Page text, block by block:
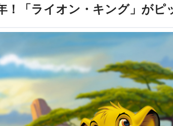
！「ライオン・キング」が